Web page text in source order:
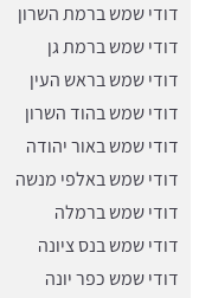
​דודי שמש ברמת השרון
דודי שמש ברמת גן
דודי שמש בראש העין
דודי שמש בהוד השרון
דודי שמש באור יהודה
דודי שמש באלפי מנשה
​דודי שמש ברמלה
דודי שמש בנס ציונה
​דודי שמש כפר יונה